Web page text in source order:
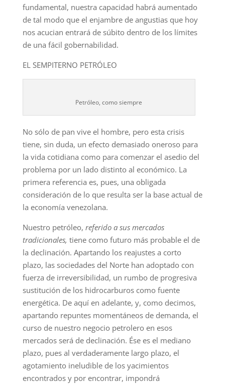
fundamental, nuestra capacidad habrá aumentado
de tal modo que el enjambre de angustias que hoy
nos acucian entrará de súbito dentro de los límites
de una fácil gobernabilidad.
EL SEMPITERNO PETRÓLEO
Petróleo, como siempre
No sólo de pan vive el hombre, pero esta crisis
tiene, sin duda, un efecto demasiado oneroso para
la vida cotidiana como para comenzar el asedio del
problema por un lado distinto al económico. La
primera referencia es, pues, una obligada
consideración de lo que resulta ser la base actual de
la economía venezolana.
Nuestro petróleo, referido a sus mercados
tradicionales, tiene como futuro más probable el de
la declinación. Apartando los reajustes a corto
plazo, las sociedades del Norte han adoptado con
fuerza de irreversibilidad, un rumbo de progresiva
sustitución de los hidrocarburos como fuente
energética. De aquí en adelante, y, como decimos,
apartando repuntes momentáneos de demanda, el
curso de nuestro negocio petrolero en esos
mercados será de declinación. Ése es el mediano
plazo, pues al verdaderamente largo plazo, el
agotamiento ineludible de los yacimientos
encontrados y por encontrar, impondrá